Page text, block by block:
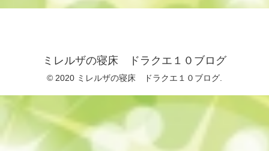
ミレルザの寝床 ドラクエ１０ブログ
© 2020 ミレルザの寝床 ドラクエ１０ブログ.